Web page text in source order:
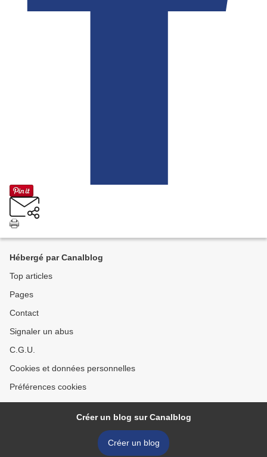
Hébergé par Canalblog
Top articles
Pages
Contact
Signaler un abus
C.G.U.
Cookies et données personnelles
Préférences cookies
Créer un blog sur Canalblog
Créer un blog